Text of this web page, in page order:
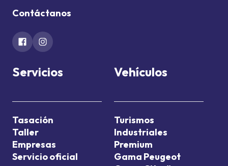
Contáctanos
Servicios
Tasación
Taller
Empresas
Servicio oficial
Vehículos
Turismos
Industriales
Premium
Gama Peugeot